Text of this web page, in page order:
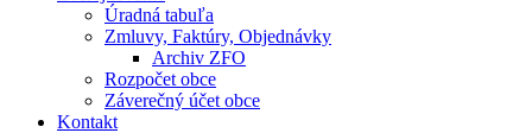
Úradná tabuľa
Zmluvy, Faktúry, Objednávky
Archiv ZFO
Rozpočet obce
Záverečný účet obce
Kontakt